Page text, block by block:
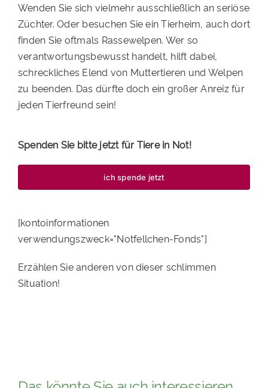
Wenden Sie sich vielmehr ausschließlich an seriöse
Züchter. Oder besuchen Sie ein Tierheim, auch dort
finden Sie oftmals Rassewelpen. Wer so
verantwortungsbewusst handelt, hilft dabei,
schreckliches Elend von Muttertieren und Welpen
zu beenden. Das dürfte doch ein großer Anreiz für
jeden Tierfreund sein!
Spenden Sie bitte jetzt für Tiere in Not!
ich spende jetzt
[kontoinformationen
verwendungszweck="Notfellchen-Fonds"]
Erzählen Sie anderen von dieser schlimmen
Situation!